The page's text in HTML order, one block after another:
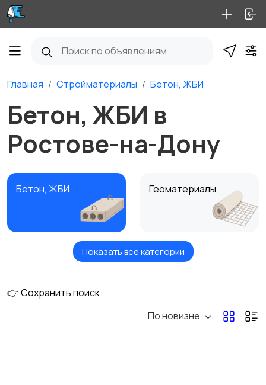
Главная Стройматериалы Бетон, ЖБИ
Бетон, ЖБИ в
Ростове-на-Дону
Бетон, ЖБИ Геоматериалы
Кровля
Общестроительные
Показать все категории
👉 Сохранить поиск
По новизне